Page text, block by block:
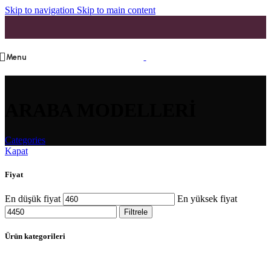
Skip to navigation Skip to main content
Menu
Categories
Kapat
Fiyat
En düşük fiyat En yüksek fiyat
Filtrele
Ürün kategorileri